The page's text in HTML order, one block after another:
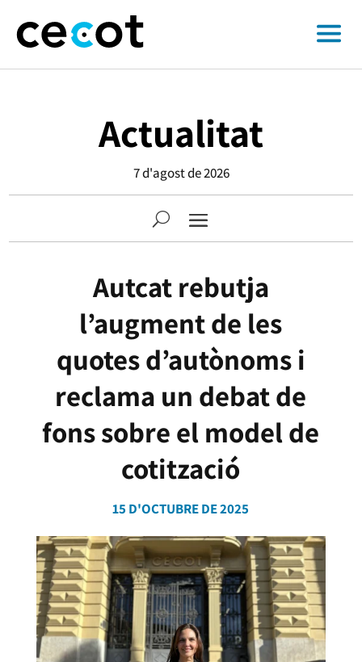
Actualitat
7 d'agost de 2026
Autcat rebutja
l’augment de les
quotes d’autònoms i
reclama un debat de
fons sobre el model de
cotització
15 D'OCTUBRE DE 2025